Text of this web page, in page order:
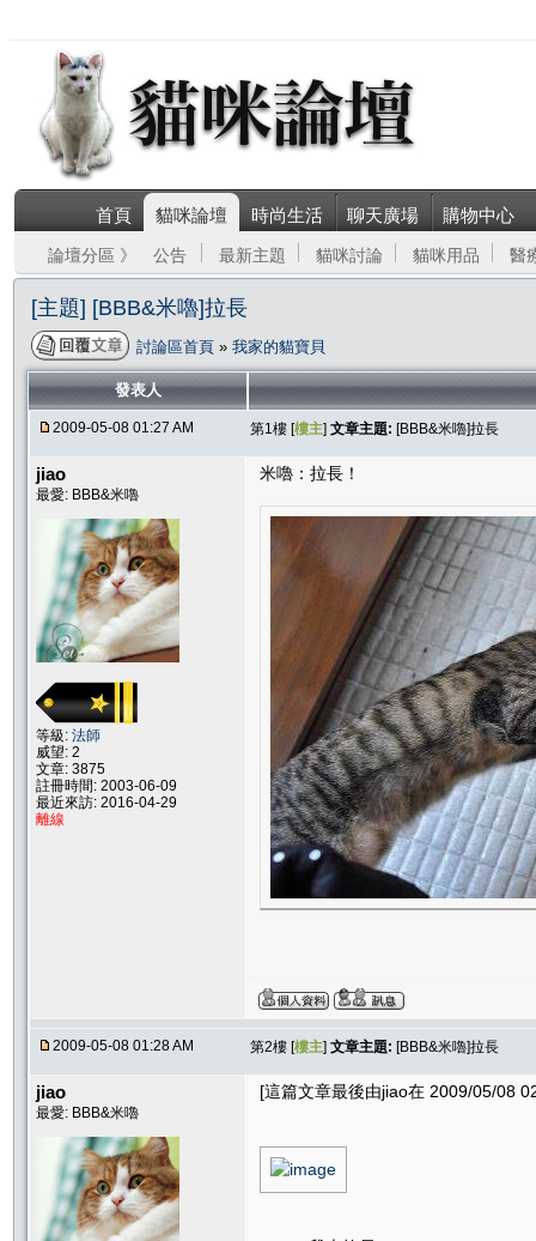
首頁 貓咪論壇 時尚生活 聊天廣場 購物中心
論壇分區 》 公告 最新主題 貓咪討論 貓咪用品 醫
[主題] [BBB&米嚕]拉長
討論區首頁 » 我家的貓寶貝
發表人
2009-05-08 01:27 AM 第1樓 [樓主] 文章主題: [BBB&米嚕]拉長
jiao
最愛: BBB&米嚕
等級: 法師
威望: 2
文章: 3875
註冊時間: 2003-06-09
最近來訪: 2016-04-29
離線
米嚕：拉長！
2009-05-08 01:28 AM 第2樓 [樓主] 文章主題: [BBB&米嚕]拉長
jiao
最愛: BBB&米嚕
[這篇文章最後由jiao在 2009/05/08